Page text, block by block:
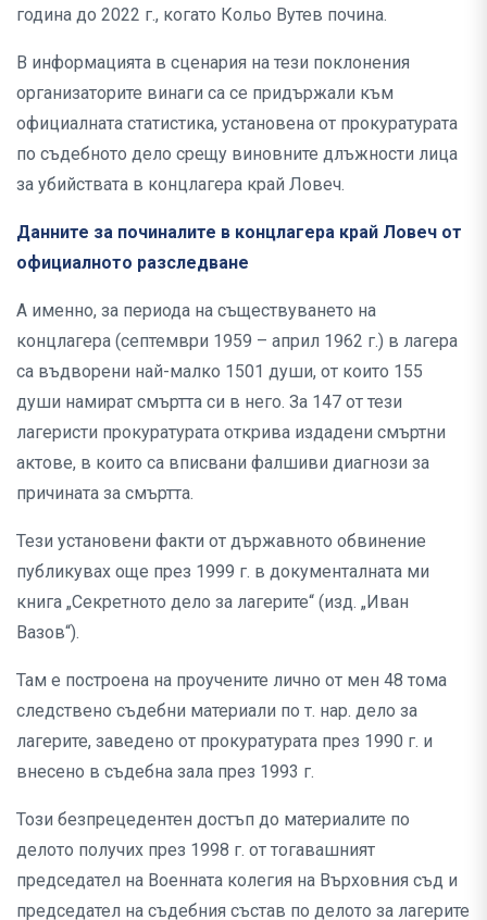
година до 2022 г., когато Кольо Вутев почина.
В информацията в сценария на тези поклонения
организаторите винаги са се придържали към
официалната статистика, установена от прокуратурата
по съдебното дело срещу виновните длъжности лица
за убийствата в концлагера край Ловеч.
Данните за починалите в концлагера край Ловеч от
официалното разследване
А именно, за периода на съществуването на
концлагера (септември 1959 – април 1962 г.) в лагера
са въдворени най-малко 1501 души, от които 155
души намират смъртта си в него. За 147 от тези
лагеристи прокуратурата открива издадени смъртни
актове, в които са вписвани фалшиви диагнози за
причината за смъртта.
Тези установени факти от държавното обвинение
публикувах още през 1999 г. в документалната ми
книга „Секретното дело за лагерите“ (изд. „Иван
Вазов“).
Там е построена на проучените лично от мен 48 тома
следствено съдебни материали по т. нар. дело за
лагерите, заведено от прокуратурата през 1990 г. и
внесено в съдебна зала през 1993 г.
Този безпрецедентен достъп до материалите по
делото получих през 1998 г. от тогавашният
председател на Военната колегия на Върховния съд и
председател на съдебния състав по делото за лагерите